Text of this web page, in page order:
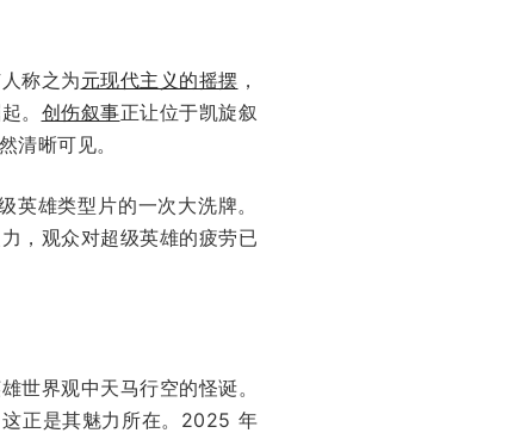
称之为元现代主义的摇摆 ，
。 创伤叙事正让位于凯旋叙
清晰可见。
雄类型片的一次大洗牌。
，观众对超级英雄的疲劳已
世界观中天马行空的怪诞。
这正是其魅力所在。2025 年